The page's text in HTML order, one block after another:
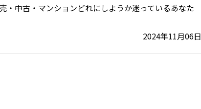
・中古・マンションどれにしようか迷っているあなた
2024年11月06日